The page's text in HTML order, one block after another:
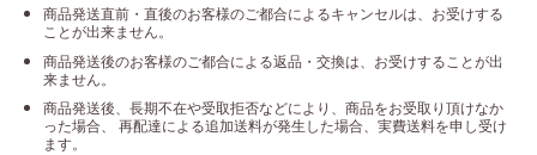
商品発送直前・直後のお客様のご都合によるキャンセルは、お受けする
ことが出来ません。
商品発送後のお客様のご都合による返品・交換は、お受けすることが出
来ません。
商品発送後、長期不在や受取拒否などにより、商品をお受取り頂けなか
った場合、 再配達による追加送料が発生した場合、実費送料を申し受け
ます。